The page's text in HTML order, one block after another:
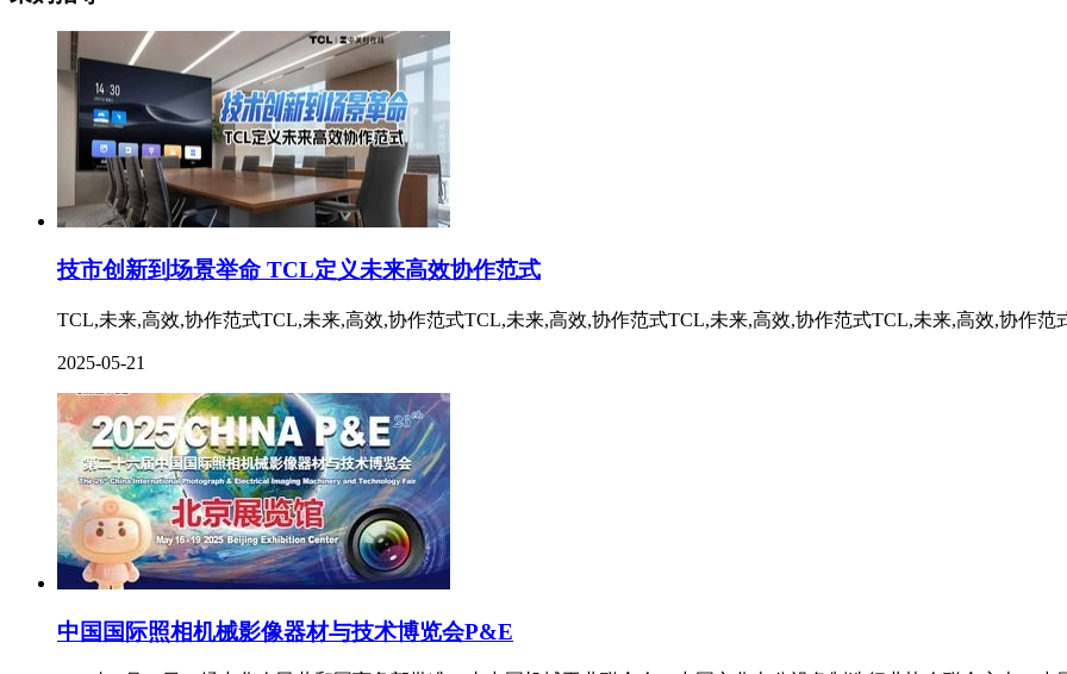
技市创新到场景举命 TCL定义未来高效协作范式
TCL,未来,高效,协作范式TCL,未来,高效,协作范式TCL,未来,高效,协作范式TCL,未来,高效,协作范式TCL,未来,高效,协作范
2025-05-21
中国国际照相机械影像器材与技术博览会P&E